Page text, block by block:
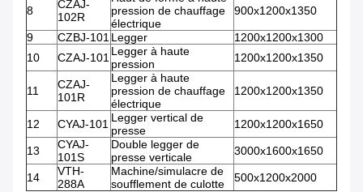
8
CZAJ-
102R
pression de chauffage
électrique
900x1200x1350
9 CZBJ-101Legger
1200x1200x1300
10
CZAJ-101Legger à haute
pression
1200x1200x1350
11
CZAJ-
101R
Legger à haute
pression de chauffage
électrique
1200x1200x1350
12 CYAJ-101 Legger vertical de
presse
1200x1200x1650
13
CYAJ-
101S
Double legger de
presse verticale
3000x1600x1650
14
VTH-
288A
Machine/simulacre de
soufflement de culotte
500x1200x2000